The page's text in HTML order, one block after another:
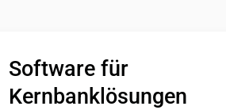
Software für
Kernbanklösungen